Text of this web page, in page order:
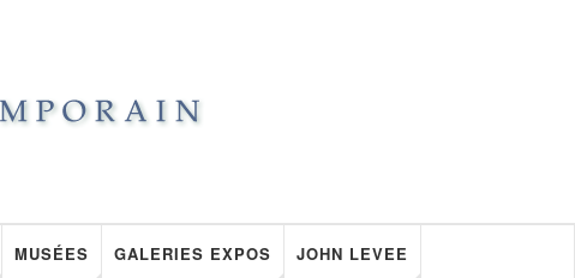
MUSÉES GALERIES EXPOS JOHN LEVEE